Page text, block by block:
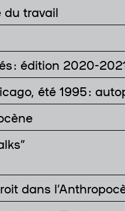
du travail
: édition 2020-
été 1995 :
dans